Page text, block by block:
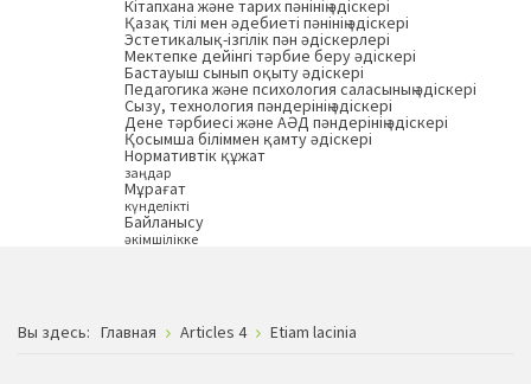
Кітапхана және тарих пәнінің әдіскері
Қазақ тілі мен әдебиеті пәнінің әдіскері
Эстетикалық-ізгілік пән әдіскерлері
Мектепке дейінгі тәрбие беру әдіскері
Бастауыш сынып оқыту әдіскері
Педагогика және психология саласының әдіскері
Сызу, технология пәндерінің әдіскері
Дене тәрбиесі және АӘД пәндерінің әдіскері
Қосымша біліммен қамту әдіскері
Нормативтік құжат
заңдар
Мұрағат
күнделікті
Байланысу
әкімшілікке
Вы здесь: Главная Articles 4 Etiam lacinia